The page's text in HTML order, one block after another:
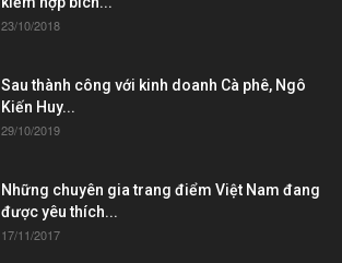
23/10/2018
Sau thành công với kinh doanh Cà phê, Ngô
Kiến Huy...
29/10/2019
Những chuyên gia trang điểm Việt Nam đang
được yêu thích...
17/11/2017